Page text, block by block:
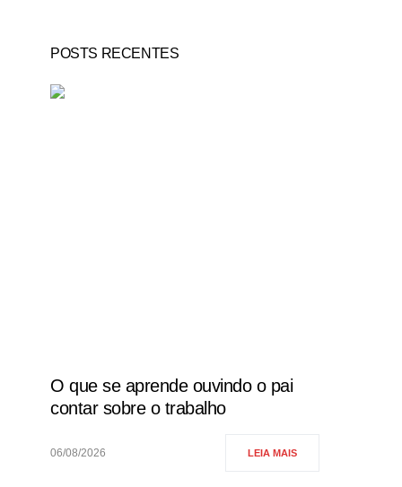
POSTS RECENTES
O que se aprende ouvindo o pai
contar sobre o trabalho
06/08/2026 LEIA MAIS